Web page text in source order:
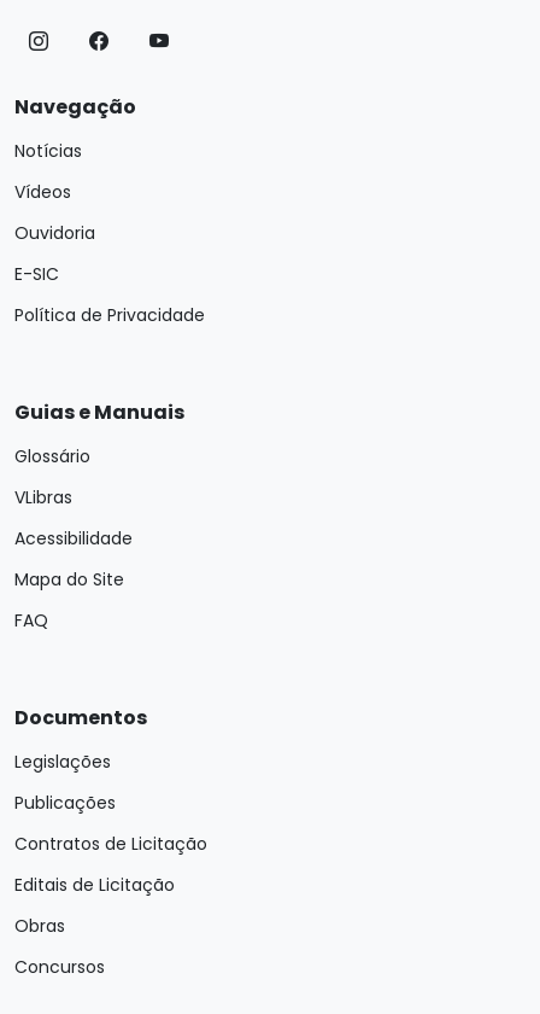
Navegação
Notícias
Vídeos
Ouvidoria
E-SIC
Política de Privacidade
Guias e Manuais
Glossário
VLibras
Acessibilidade
Mapa do Site
FAQ
Documentos
Legislações
Publicações
Contratos de Licitação
Editais de Licitação
Obras
Concursos